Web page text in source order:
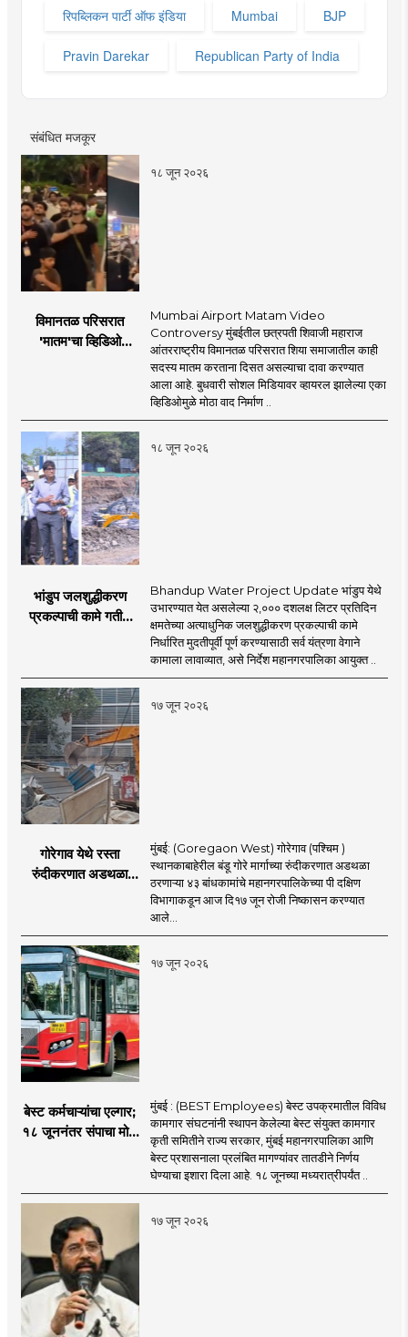
रिपब्लिकन पार्टी ऑफ इंडिया Mumbai BJP
Pravin Darekar Republican Party of India
संबंधित मजकूर
१८ जून २०२६
विमानतळ परिसरात
'मातम'चा व्हिडिओ
Mumbai Airport Matam Video
Controversy मुंबईतील छत्रपती शिवाजी महाराज
आंतरराष्ट्रीय विमानतळ परिसरात शिया समाजातील काही
सदस्य मातम करताना दिसत असल्याचा दावा करण्यात
आला आहे. बुधवारी सोशल मिडियावर व्हायरल झालेल्या एका
व्हिडिओमुळे मोठा वाद निर्माण ..
१८ जून २०२६
भांडुप जलशुद्धीकरण
प्रकल्पाची कामे गतीने
Bhandup Water Project Update भांडुप येथे
उभारण्यात येत असलेल्या २,००० दशलक्ष लिटर प्रतिदिन
क्षमतेच्या अत्याधुनिक जलशुद्धीकरण प्रकल्पाची कामे
निर्धारित मुदतीपूर्वी पूर्ण करण्यासाठी सर्व यंत्रणा वेगाने
कामाला लावाव्यात, असे निर्देश महानगरपालिका आयुक्त ..
१७ जून २०२६
गोरेगाव येथे रस्ता
रुंदीकरणात अडथळा
मुंबई: (Goregaon West) गोरेगाव (पश्चिम )
स्थानकाबाहेरील बंडू गोरे मार्गाच्या रुंदीकरणात अडथळा
ठरणाऱ्या ४३ बांधकामांचे महानगरपालिकेच्या पी दक्षिण
विभागाकडून आज दि१७ जून रोजी निष्कासन करण्यात
आले...
१७ जून २०२६
बेस्ट कर्मचाऱ्यांचा एल्गार;
१८ जूननंतर संपाचा मोठा
मुंबई : (BEST Employees) बेस्ट उपक्रमातील विविध
कामगार संघटनांनी स्थापन केलेल्या बेस्ट संयुक्त कामगार
कृती समितीने राज्य सरकार, मुंबई महानगरपालिका आणि
बेस्ट प्रशासनाला प्रलंबित मागण्यांवर तातडीने निर्णय
घेण्याचा इशारा दिला आहे. १८ जूनच्या मध्यरात्रीपर्यंत ..
१७ जून २०२६